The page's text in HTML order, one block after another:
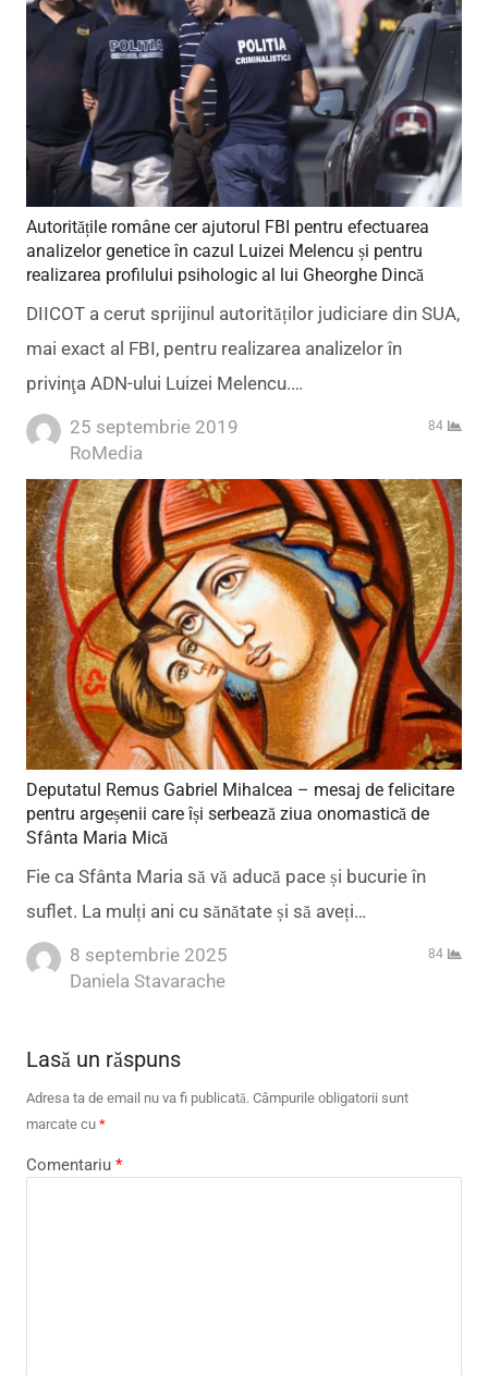
Autoritățile române cer ajutorul FBI pentru efectuarea
analizelor genetice în cazul Luizei Melencu și pentru
realizarea profilului psihologic al lui Gheorghe Dincă
DIICOT a cerut sprijinul autorităților judiciare din SUA,
mai exact al FBI, pentru realizarea analizelor în
privinţa ADN-ului Luizei Melencu.…
25 septembrie 2019
Author
RoMedia
84
Deputatul Remus Gabriel Mihalcea – mesaj de felicitare
pentru argeșenii care își serbează ziua onomastică de
Sfânta Maria Mică
Fie ca Sfânta Maria să vă aducă pace și bucurie în
suflet. La mulți ani cu sănătate și să aveți…
8 septembrie 2025
Author
Daniela Stavarache
84
Lasă un răspuns
Adresa ta de email nu va fi publicată. Câmpurile obligatorii sunt
marcate cu *
Comentariu *